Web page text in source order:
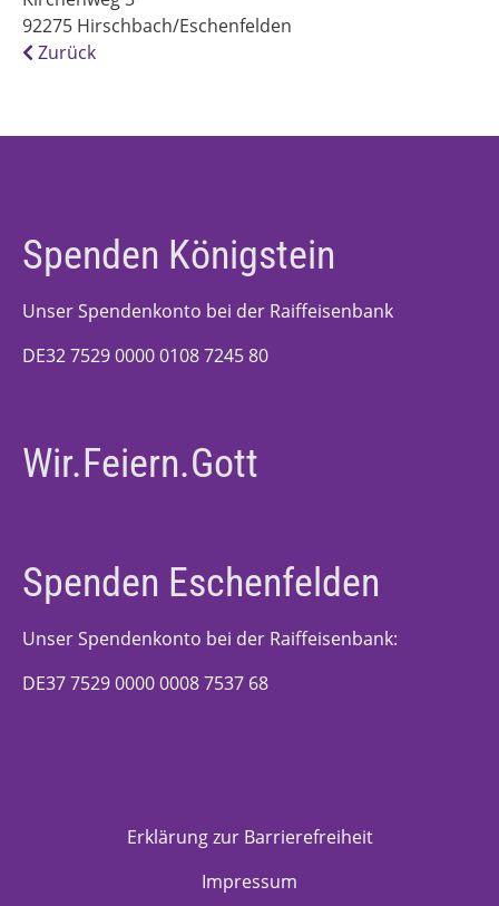
92275 Hirschbach/Eschenfelden
Zurück
Spenden Königstein
Unser Spendenkonto bei der Raiffeisenbank
DE32 7529 0000 0108 7245 80
Wir.Feiern.Gott
Spenden Eschenfelden
Unser Spendenkonto bei der Raiffeisenbank:
DE37 7529 0000 0008 7537 68
Erklärung zur Barrierefreiheit
Impressum